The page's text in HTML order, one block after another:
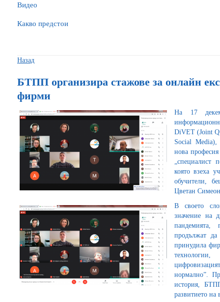
Видео
Какво предстои
Назад
БТПП организира стажове за онлайн
фирми
На 17
DiVET (Joint
Social Media),
нова професия
„специалист
която взеха
обучители,
Цветан
В своето
значение на
пандемията,
продължат
принудила
нормално”.
история,
развитието